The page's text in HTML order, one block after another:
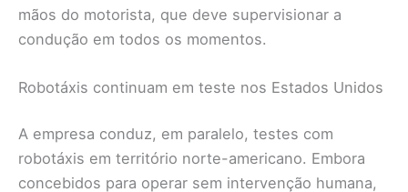
mãos do motorista, que deve supervisionar a
condução em todos os momentos.
Robotáxis continuam em teste nos Estados Unidos
A empresa conduz, em paralelo, testes com
robotáxis em território norte-americano. Embora
concebidos para operar sem intervenção humana,